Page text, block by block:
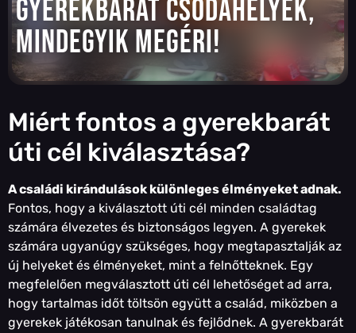
Gyerekbarát csodahelyek,
mindegyik megéri!
Miért fontos a gyerekbarát
úti cél kiválasztása?
A családi kirándulások különleges élményeket adnak.
Fontos, hogy a kiválasztott úti cél minden családtag
számára élvezetes és biztonságos legyen. A gyerekek
számára ugyanúgy szükséges, hogy megtapasztalják az
új helyeket és élményeket, mint a felnőtteknek. Egy
megfelelően megválasztott úti cél lehetőséget ad arra,
hogy tartalmas időt töltsön együtt a család, miközben a
gyerekek játékosan tanulnak és fejlődnek. A gyerekbarát